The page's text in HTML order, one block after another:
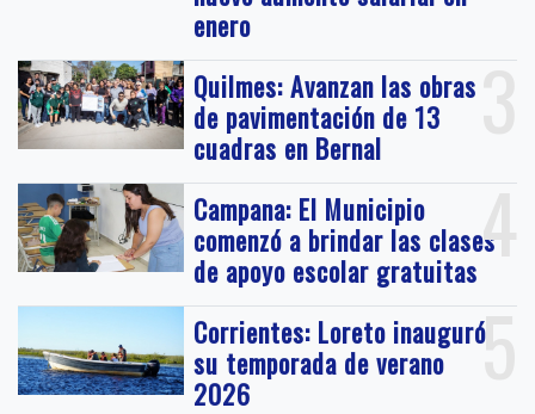
enero
3
Quilmes: Avanzan las obras
de pavimentación de 13
cuadras en Bernal
4
Campana: El Municipio
comenzó a brindar las clases
de apoyo escolar gratuitas
5
Corrientes: Loreto inauguró
su temporada de verano
2026